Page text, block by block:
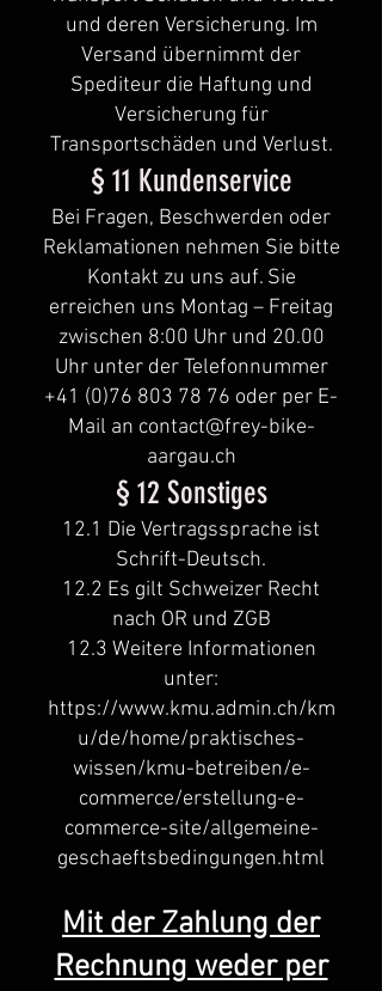
und deren Versicherung. Im
Versand übernimmt der
Spediteur die Haftung und
Versicherung für
Transportschäden und Verlust.
§ 11 Kundenservice
Bei Fragen, Beschwerden oder
Reklamationen nehmen Sie bitte
Kontakt zu uns auf. Sie
erreichen uns Montag – Freitag
zwischen 8:00 Uhr und 20.00
Uhr unter der Telefonnummer
+41 (0)76 803 78 76 oder per E-
Mail an contact@frey-bike-
aargau.ch
§ 12 Sonstiges
12.1 Die Vertragssprache ist
Schrift-Deutsch.
12.2 Es gilt Schweizer Recht
nach OR und ZGB
12.3 Weitere Informationen
unter:
https://www.kmu.admin.ch/km
u/de/home/praktisches-
wissen/kmu-betreiben/e-
commerce/erstellung-e-
commerce-site/allgemeine-
geschaeftsbedingungen.html
Mit der Zahlung der
Rechnung weder per